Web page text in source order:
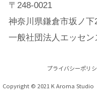
〒248-0021
神奈川県鎌倉市坂ノ下
一般社団法人エッセン
プライバシーポリ
Copyright © 2021 K Aroma Studio